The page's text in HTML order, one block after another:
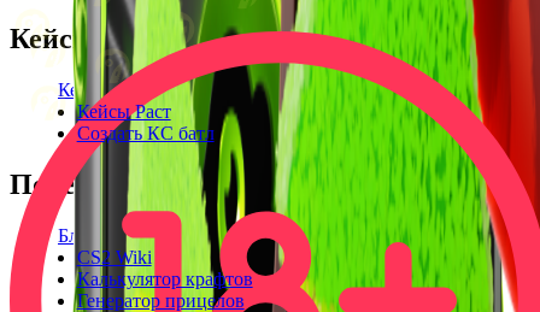
Кейсы
Кейсы КС2
Кейсы Раст
Создать КС батл
Полезное
Блог
CS2 Wiki
Калькулятор крафтов
Генератор прицелов